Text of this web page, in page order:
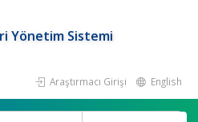
Yönetim Sistemi
Araştırmacı Girişi English